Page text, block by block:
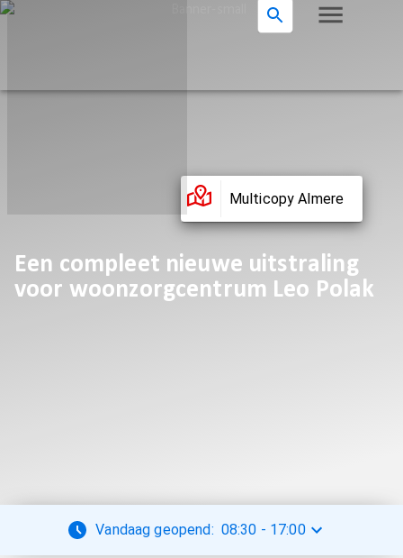
Multicopy Almere
Een compleet nieuwe uitstraling
voor woonzorgcentrum Leo Polak
Vandaag geopend: 08:30 - 17:00